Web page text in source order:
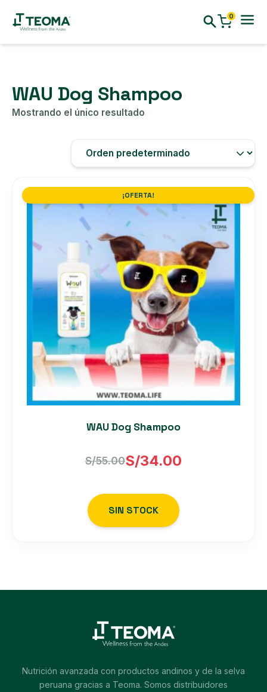
0
WAU Dog Shampoo
Mostrando el único resultado
¡OFERTA!
WAU Dog Shampoo
S/55.00
El
precio
original
S/34.00
El
precio
actual
SIN STOCK
Nutrición avanzada con productos andinos y de la selva
peruana gracias a Teoma. Somos distribuidores